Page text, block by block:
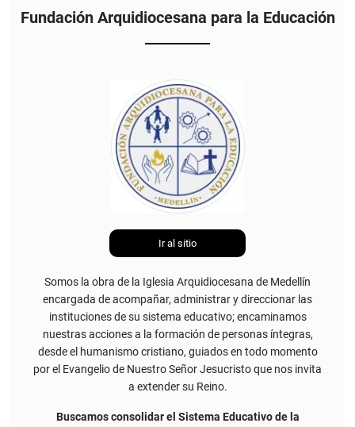
Fundación Arquidiocesana para la Educación
Ir al sitio
Somos la obra de la Iglesia Arquidiocesana de Medellín
encargada de acompañar, administrar y direccionar las
instituciones de su sistema educativo; encaminamos
nuestras acciones a la formación de personas íntegras,
desde el humanismo cristiano, guiados en todo momento
por el Evangelio de Nuestro Señor Jesucristo que nos invita
a extender su Reino.
Buscamos consolidar el Sistema Educativo de la